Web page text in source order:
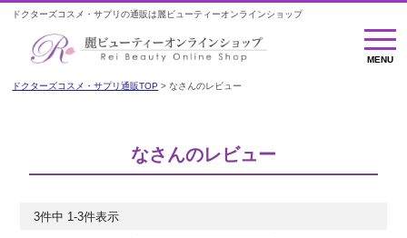
ドクターズコスメ・サプリの通販は麗ビューティーオンラインショップ
MENU
MENU
ドクターズコスメ・サプリ通販TOP なさんのレビュー
なさんのレビュー
3件中 1-3件表示